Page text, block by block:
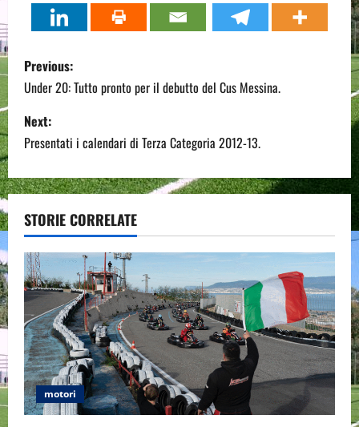
P
o
s
t
n
a
v
i
g
a
t
Previous:
Under 20: Tutto pronto per il debutto del Cus Messina.
Next:
Presentati i calendari di Terza Categoria 2012-13.
STORIE CORRELATE
motori